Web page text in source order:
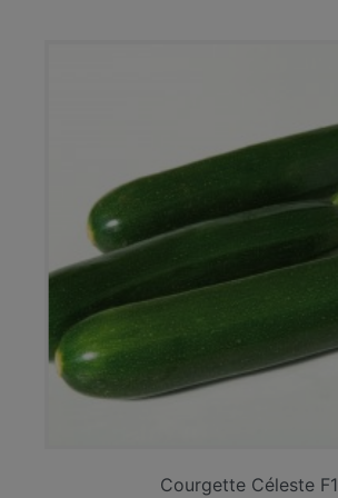
Courgette Céleste F1